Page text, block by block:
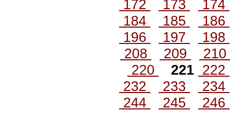
172
173
174
184
185
186
196
197
198
208
209
210
220
221 222
232
233
234
244
245
246